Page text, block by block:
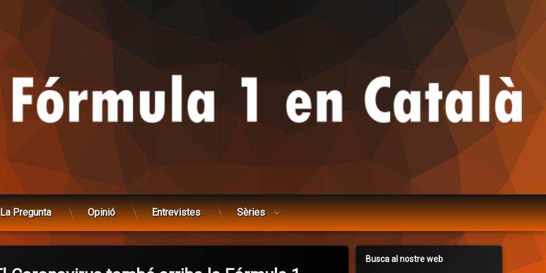
La Pregunta Opinió Entrevistes Sèries
Busca al nostre web